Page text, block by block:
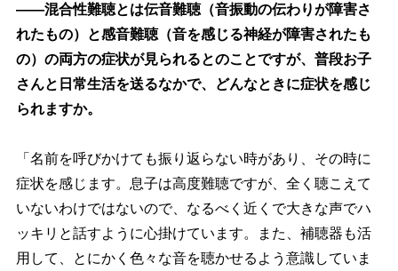
――混合性難聴とは伝音難聴（音振動の伝わりが障害さ
れたもの）と感音難聴（音を感じる神経が障害されたも
の）の両方の症状が見られるとのことですが、普段お子
さんと日常生活を送るなかで、どんなときに症状を感じ
られますか。
「名前を呼びかけても振り返らない時があり、その時に
症状を感じます。息子は高度難聴ですが、全く聴こえて
いないわけではないので、なるべく近くで大きな声でハ
ッキリと話すように心掛けています。また、補聴器も活
用して、とにかく色々な音を聴かせるよう意識していま